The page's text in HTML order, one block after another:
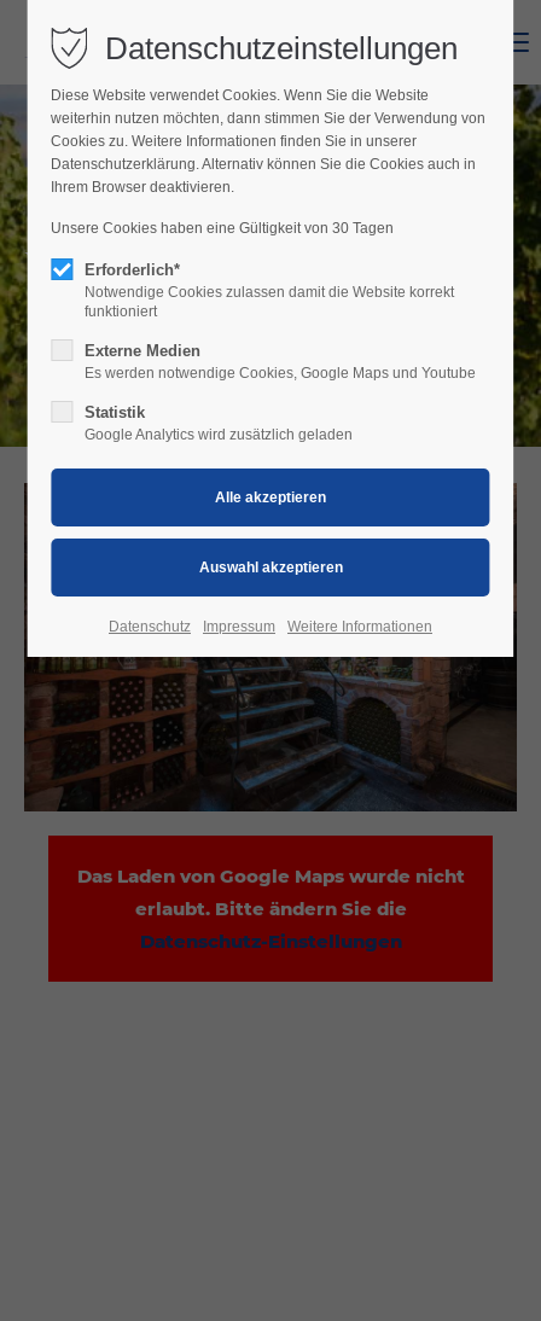
Menu
Weinbau Im Laubgassl
Das Laden von Google Maps wurde nicht
erlaubt. Bitte ändern Sie die
Datenschutz-Einstellungen
Datenschutzeinstellungen
Diese Website verwendet Cookies. Wenn Sie die Website
weiterhin nutzen möchten, dann stimmen Sie der Verwendung von
Cookies zu. Weitere Informationen finden Sie in unserer
Datenschutzerklärung. Alternativ können Sie die Cookies auch in
Ihrem Browser deaktivieren.
Unsere Cookies haben eine Gültigkeit von 30 Tagen
Erforderlich*
Notwendige Cookies zulassen damit die Website korrekt
funktioniert
Externe Medien
Es werden notwendige Cookies, Google Maps und Youtube
Statistik
Google Analytics wird zusätzlich geladen
Datenschutz Impressum Weitere Informationen